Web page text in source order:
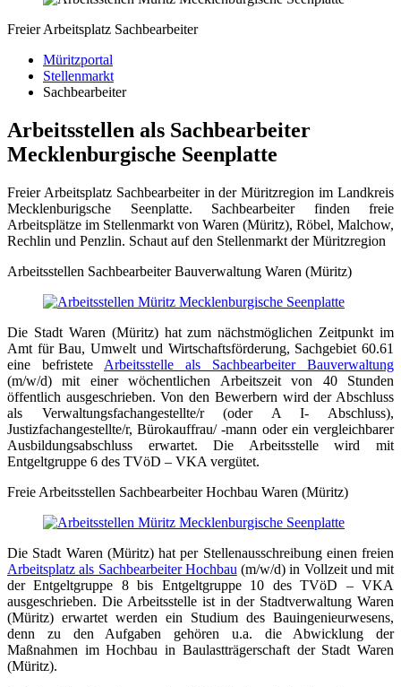
Freier Arbeitsplatz Sachbearbeiter
Müritzportal
Stellenmarkt
Sachbearbeiter
Arbeitsstellen als Sachbearbeiter
Mecklenburgische Seenplatte
Freier Arbeitsplatz Sachbearbeiter in der Müritzregion im Landkreis
Mecklenburigsche Seenplatte. Sachbearbeiter finden freie
Arbeitsplätze im Stellenmarkt von Waren (Müritz), Röbel, Malchow,
Rechlin und Penzlin. Schaut auf den Stellenmarkt der Müritzregion
Arbeitsstellen Sachbearbeiter Bauverwaltung Waren (Müritz)
Die Stadt Waren (Müritz) hat zum nächstmöglichen Zeitpunkt im
Amt für Bau, Umwelt und Wirtschaftsförderung, Sachgebiet 60.61
eine befristete Arbeitsstelle als Sachbearbeiter Bauverwaltung
(m/w/d) mit einer wöchentlichen Arbeitszeit von 40 Stunden
öffentlich ausgeschrieben. Von den Bewerbern wird der Abschluss
als Verwaltungsfachangestellte/r (oder A I- Abschluss),
Justizfachangestellte/r, Bürokauffrau/ -mann oder ein vergleichbarer
Ausbildungsabschluss erwartet. Die Arbeitsstelle wird mit
Entgeltgruppe 6 des TVöD – VKA vergütet.
Freie Arbeitsstellen Sachbearbeiter Hochbau Waren (Müritz)
Die Stadt Waren (Müritz) hat per Stellenausschreibung einen freien
Arbeitsplatz als Sachbearbeiter Hochbau (m/w/d) in Vollzeit und mit
der Entgeltgruppe 8 bis Entgeltgruppe 10 des TVöD – VKA
ausgeschrieben. Die Arbeitsstelle ist in der Stadtverwaltung Waren
(Müritz) erwartet werden ein Studium des Bauingenieurwesens,
denn zu den Aufgaben gehören u.a. die Abwicklung der
Maßnahmen im Hochbau in Baulastträgerschaft der Stadt Waren
(Müritz).